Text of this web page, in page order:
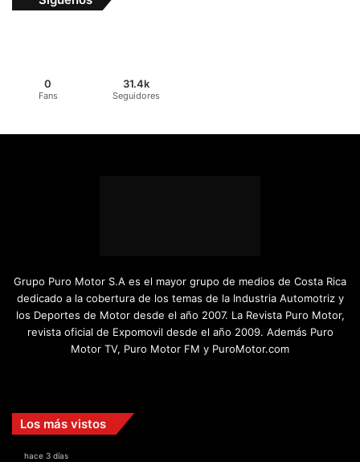
0
Fans
31.4k
Seguidores
Grupo Puro Motor S.A es el mayor grupo de medios de Costa Rica
dedicado a la cobertura de los temas de la Industria Automotriz y
los Deportes de Motor desde el año 2007. La Revista Puro Motor,
revista oficial de Expomovil desde el año 2009. Además Puro
Motor TV, Puro Motor FM y PuroMotor.com
Los más vistos
hace 3 días